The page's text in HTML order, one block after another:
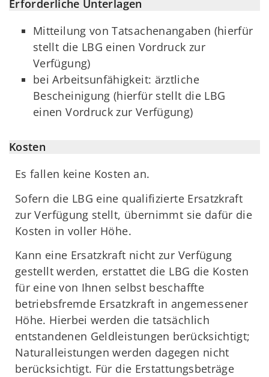
Erforderliche Unterlagen
Mitteilung von Tatsachenangaben (hierfür
stellt die LBG einen Vordruck zur
Verfügung)
bei Arbeitsunfähigkeit: ärztliche
Bescheinigung (hierfür stellt die LBG
einen Vordruck zur Verfügung)
Kosten
Es fallen keine Kosten an.
Sofern die LBG eine qualifizierte Ersatzkraft
zur Verfügung stellt, übernimmt sie dafür die
Kosten in voller Höhe.
Kann eine Ersatzkraft nicht zur Verfügung
gestellt werden, erstattet die LBG die Kosten
für eine von Ihnen selbst beschaffte
betriebsfremde Ersatzkraft in angemessener
Höhe. Hierbei werden die tatsächlich
entstandenen Geldleistungen berücksichtigt;
Naturalleistungen werden dagegen nicht
berücksichtigt. Für die Erstattungsbeträge